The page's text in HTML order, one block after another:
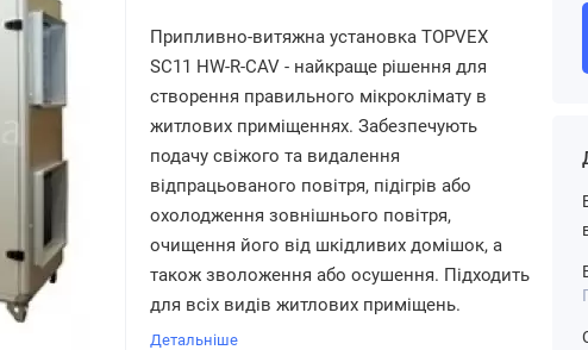
Припливно-витяжна установка TOPVEX
SC11 HW-R-CAV - найкраще рішення для
створення правильного мікроклімату в
житлових приміщеннях. Забезпечують
подачу свіжого та видалення
відпрацьованого повітря, підігрів або
охолодження зовнішнього повітря,
очищення його від шкідливих домішок, а
також зволоження або осушення. Підходить
для всіх видів житлових приміщень.
Детальніше